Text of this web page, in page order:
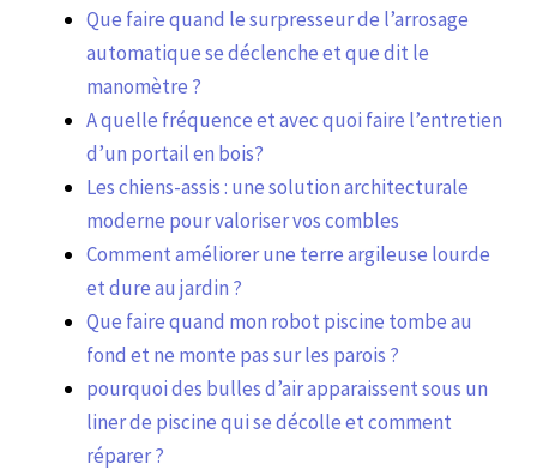
Que faire quand le surpresseur de l’arrosage
automatique se déclenche et que dit le
manomètre ?
A quelle fréquence et avec quoi faire l’entretien
d’un portail en bois?
Les chiens-assis : une solution architecturale
moderne pour valoriser vos combles
Comment améliorer une terre argileuse lourde
et dure au jardin ?
Que faire quand mon robot piscine tombe au
fond et ne monte pas sur les parois ?
pourquoi des bulles d’air apparaissent sous un
liner de piscine qui se décolle et comment
réparer ?